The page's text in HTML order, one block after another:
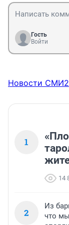
Гость
Войти
Новости СМИ2
1
14
2
Из
что